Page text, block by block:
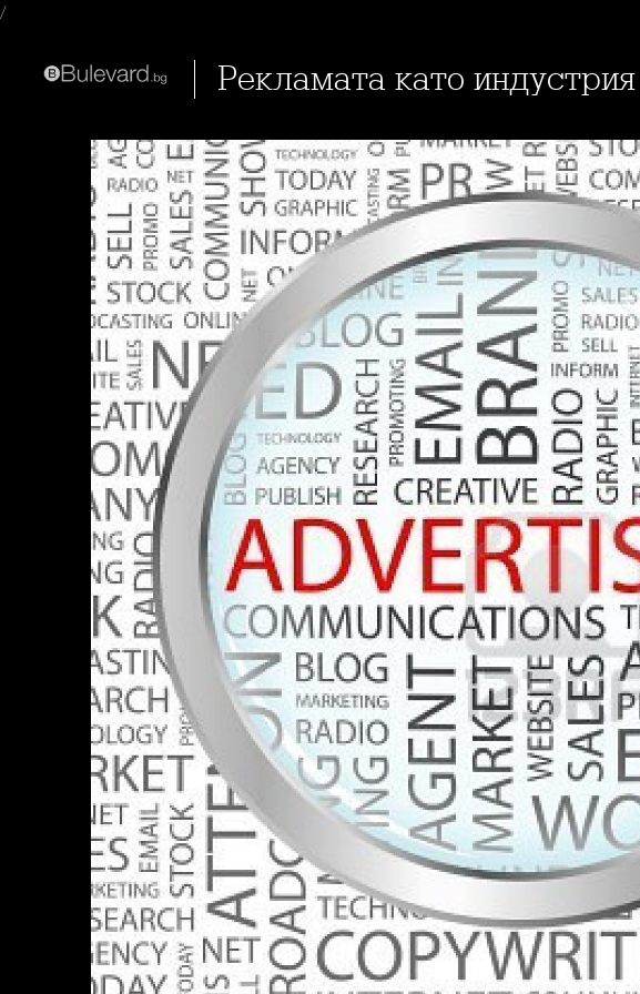
/
Рекламата като индустрия